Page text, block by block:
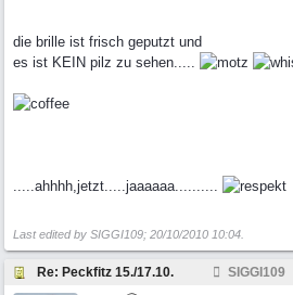
die brille ist frisch geputzt und
es ist KEIN pilz zu sehen.....
.....ahhhh,jetzt.....jaaaaaa..........
Last edited by SIGGI109; 20/10/2010 10:04
Re: Peckfitz 15./17.10. SIGGI109